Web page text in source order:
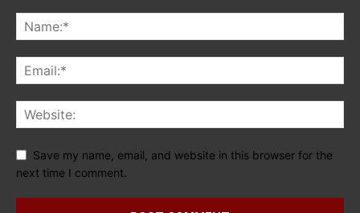
Save my name, email, and website in this browser for the
next time I comment.